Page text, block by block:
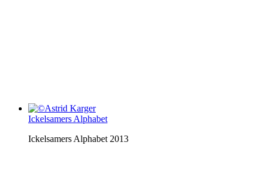
Ickelsamers Alphabet
Ickelsamers Alphabet 2013